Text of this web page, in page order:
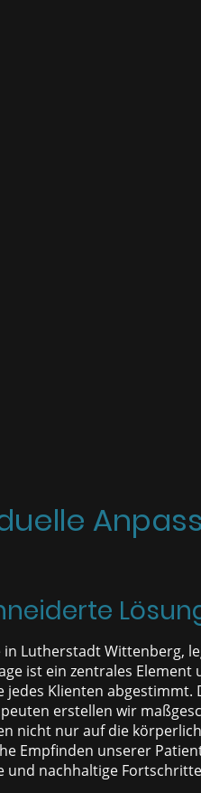
Lutherstadt Wittenberg,
ist ein zentrales
jedes Klienten
erstellen wir
nicht nur auf die
Empfinden unserer
nachhaltige